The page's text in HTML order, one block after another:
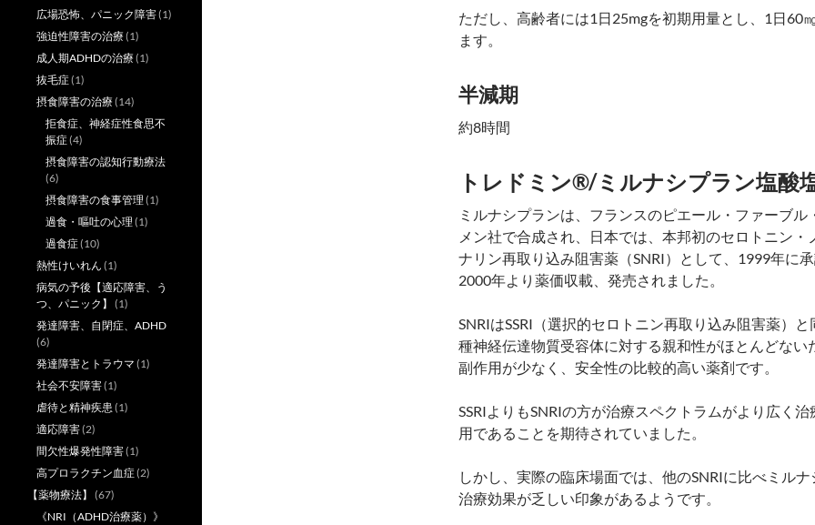
ただし、高齢者には1日25mgを初期用量とし、1日60
ます。
半減期
約8時間
トレドミン®/ミルナシプラン塩酸
ミルナシプランは、フランスのピエール・ファーブル
メン社で合成され、日本では、本邦初のセロトニン・
ナリン再取り込み阻害薬（SNRI）として、1999年に
2000年より薬価収載、発売されました。
SNRIはSSRI（選択的セロトニン再取り込み阻害薬）
種神経伝達物質受容体に対する親和性がほとんどない
副作用が少なく、安全性の比較的高い薬剤です。
SSRIよりもSNRIの方が治療スペクトラムがより広く
用であることを期待されていました。
しかし、実際の臨床場面では、他のSNRIに比べミル
治療効果が乏しい印象があるようです。
広場恐怖、パニック障害(1)
強迫性障害の治療(1)
成人期ADHDの治療(1)
抜毛症(1)
摂食障害の治療(14)
拒食症、神経症性食思不
振症(4)
摂食障害の認知行動療法
(6)
摂食障害の食事管理 (1)
過食・嘔吐の心理 (1)
過食症(10)
熱性けいれん (1)
病気の予後【適応障害、う
つ、パニック】
(1)
発達障害、自閉症、ADHD
(6)
発達障害とトラウマ (1)
社会不安障害(1)
虐待と精神疾患 (1)
適応障害(2)
間欠性爆発性障害(1)
高プロラクチン血症(2)
【薬物療法】
(67)
《NRI（ADHD治療薬）》